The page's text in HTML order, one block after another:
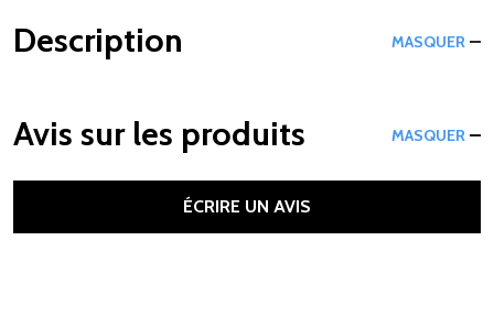
Description MASQUER
Avis sur les produits MASQUER
ÉCRIRE UN AVIS